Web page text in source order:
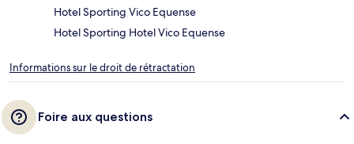
Hotel Sporting Vico Equense
Hotel Sporting Hotel Vico Equense
Informations sur le droit de rétractation
Foire aux questions